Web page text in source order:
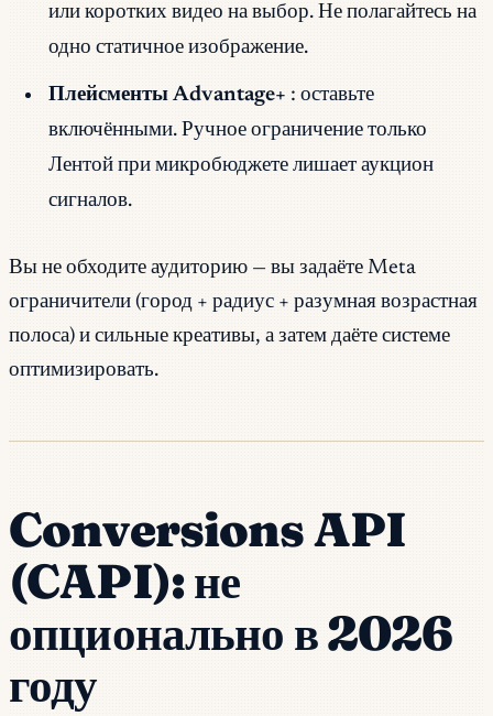
или коротких видео на выбор. Не полагайтесь на
одно статичное изображение.
Плейсменты Advantage+ : оставьте
включёнными. Ручное ограничение только
Лентой при микробюджете лишает аукцион
сигналов.
Вы не обходите аудиторию — вы задаёте Meta
ограничители (город + радиус + разумная возрастная
полоса) и сильные креативы, а затем даёте системе
оптимизировать.
Conversions API
(CAPI): не
опционально в 2026
году